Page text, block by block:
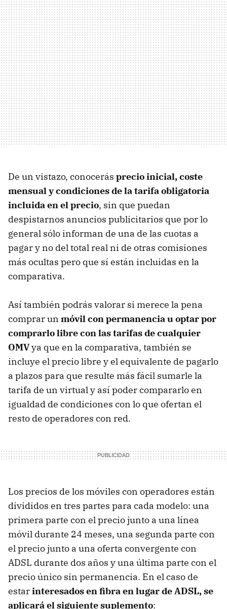
De un vistazo, conocerás precio inicial, coste
mensual y condiciones de la tarifa obligatoria
incluida en el precio, sin que puedan
despistarnos anuncios publicitarios que por lo
general sólo informan de una de las cuotas a
pagar y no del total real ni de otras comisiones
más ocultas pero que sí están incluidas en la
comparativa.
Así también podrás valorar si merece la pena
comprar un móvil con permanencia u optar por
comprarlo libre con las tarifas de cualquier
OMVya que en la comparativa, también se
incluye el precio libre y el equivalente de pagarlo
a plazos para que resulte más fácil sumarle la
tarifa de un virtual y así poder compararlo en
igualdad de condiciones con lo que ofertan el
resto de operadores con red.
Los precios de los móviles con operadores están
divididos en tres partes para cada modelo: una
primera parte con el precio junto a una línea
móvil durante 24 meses, una segunda parte con
el precio junto a una oferta convergente con
ADSL durante dos años y una última parte con el
precio único sin permanencia. En el caso de
estarinteresados en fibra en lugar de ADSL, se
aplicará el siguiente suplemento: